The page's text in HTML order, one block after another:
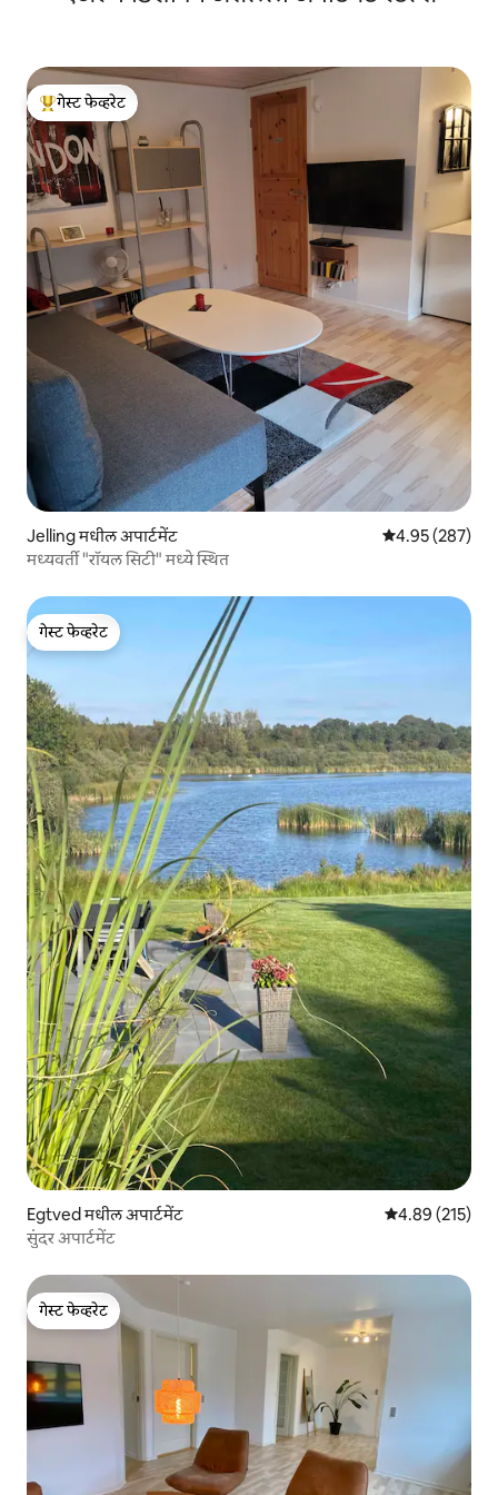
टॉप गेस्ट फेव्हरेट
गेस्ट फेव्हरेट
Jelling मधील अपार्टमेंट 5 पैकी 4.95
4.95 (287)
मध्यवर्ती "रॉयल सिटी" मध्ये स्थित
गेस्ट फेव्हरेट
गेस्ट फेव्हरेट
Egtved मधील अपार्टमेंट 5 पैकी 4.89
4.89 (215)
सुंदर अपार्टमेंट
गेस्ट फेव्हरेट
गेस्ट फेव्हरेट